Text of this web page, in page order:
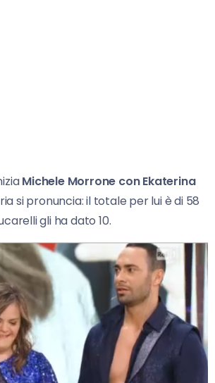
Michele Morrone con Ekaterina
si pronuncia: il totale per lui è di 58
gli ha dato 10.